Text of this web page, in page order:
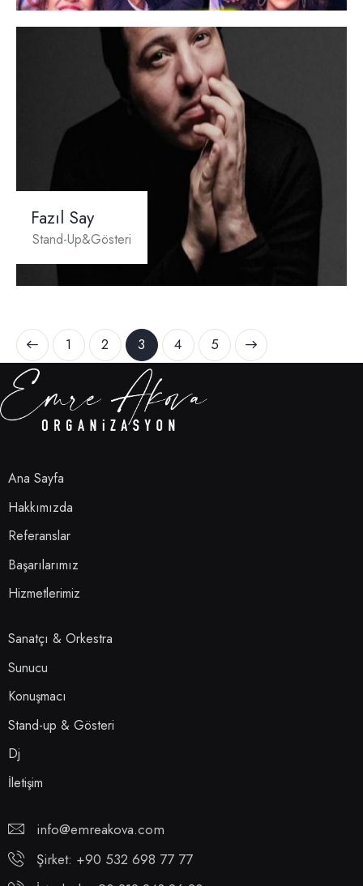
Fazıl Say
Stand-Up&Gösteri
1 2 3 4 5
>
Ana Sayfa
Hakkımızda
Referanslar
Başarılarımız
Hizmetlerimiz
Sanatçı & Orkestra
Sunucu
Konuşmacı
Stand-up & Gösteri
Dj
İletişim
info@emreakova.com
Şirket: +90 532 698 77 77